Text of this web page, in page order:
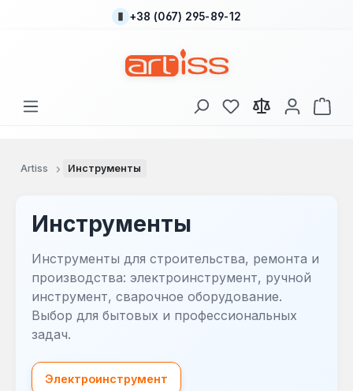
Перейти к основному содержанию
+38 (067) 295-89-12
У вас есть товары
В
Artiss Инструменты
Инструменты
Инструменты для строительства, ремонта и
производства: электроинструмент, ручной
инструмент, сварочное оборудование.
Выбор для бытовых и профессиональных
задач.
Электроинструмент